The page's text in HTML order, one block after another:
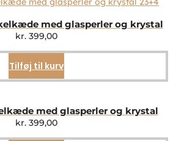
med glasperler og krystal
kr.399,00
Tilføj til kurv
med glasperler og krystal
kr.399,00